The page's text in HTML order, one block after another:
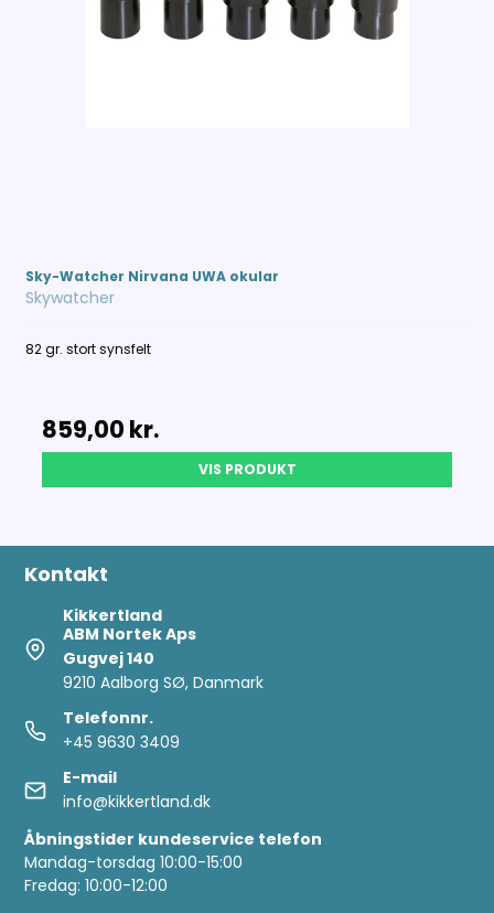
Sky-Watcher Nirvana UWA okular
Skywatcher
82 gr. stort synsfelt
859,00 kr.
VIS PRODUKT
Kontakt
Kikkertland
ABM Nortek Aps
Gugvej 140
9210 Aalborg SØ, Danmark
Telefonnr.
+45 9630 3409
E-mail
info@kikkertland.dk
Åbningstider kundeservice telefon
Mandag-torsdag 10:00-15:00
Fredag: 10:00-12:00